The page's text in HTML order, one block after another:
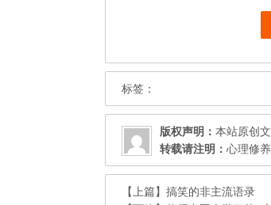
标签：
版权声明： 本站原创
转载请注明： 心理修
【上篇】 搞笑的非主流语录